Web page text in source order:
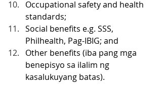
Occupational safety and health
standards;
Social benefits e.g. SSS,
Philhealth, Pag-IBIG; and
Other benefits (iba pang mga
benepisyo sa ilalim ng
kasalukuyang batas).